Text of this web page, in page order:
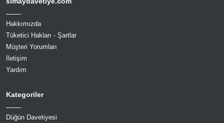
Hakkımızda
Tüketici Hakları - Şartlar
Müşteri Yorumları
İletişim
Yardım
Kategoriler
Düğün Davetiyesi